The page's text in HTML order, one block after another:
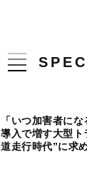
「いつ加害者に
導入で増す大型ト
道走行時代”に求